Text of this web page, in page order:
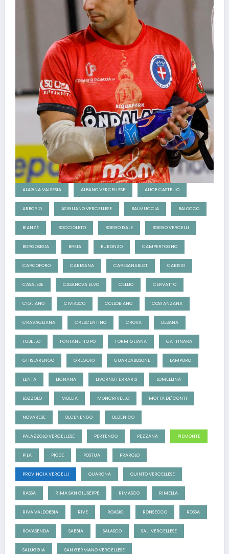
ALAGNA VALSESIA ALBANO VERCELLESE ALICE CASTELLO
ARBORIO ASIGLIANO VERCELLESE BALMUCCIA BALOCCO
BIANZÈ BOCCIOLETO BORGO D'ALE BORGO VERCELLI
BORGOSESIA BREIA BURONZO CAMPERTOGNO
CARCOFORO CARESANA CARESANABLOT CARISIO
CASALESE CASANOVA ELVO CELLIO CERVATTO
CIGLIANO CIVIASCO COLLOBIANO COSTANZANA
CRAVAGLIANA CRESCENTINO CROVA DESANA
FOBELLO FONTANETTO PO FORMIGLIANA GATTINARA
GHISLARENGO GREGGIO GUARDABOSONE LAMPORO
LENTA LIGNANA LIVORNO FERRARIS LOMELLINA
LOZZOLO MOLLIA MONCRIVELLO MOTTA DE' CONTI
NOVARESE OLCENENGO OLDENICO
PALAZZOLO VERCELLESE PERTENGO PEZZANA PIEMONTE
PILA PIODE POSTUA PRAROLO
PROVINCIA VERCELLI QUARONA QUINTO VERCELLESE
RASSA RIMA SAN GIUSEPPE RIMASCO RIMELLA
RIVA VALDOBBIA RIVE ROASIO RONSECCO ROSSA
ROVASENDA SABBIA SALASCO SALI VERCELLESE
SALUGGIA SAN GERMANO VERCELLESE